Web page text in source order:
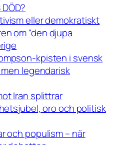
DÖD?
eller demokratiskt
om “den djupa
kpisten i svensk
legendarisk
Iran splittrar
oro och politisk
och populism – när